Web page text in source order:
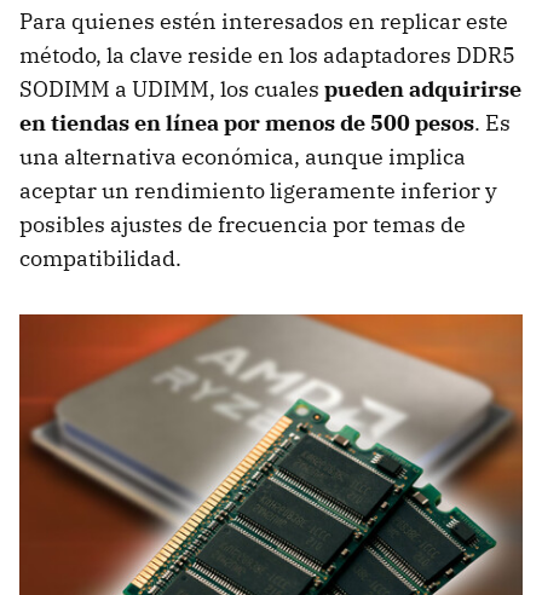
Para quienes estén interesados en replicar este
método, la clave reside en los adaptadores DDR5
SODIMM a UDIMM, los cuales pueden adquirirse
en tiendas en línea por menos de 500 pesos. Es
una alternativa económica, aunque implica
aceptar un rendimiento ligeramente inferior y
posibles ajustes de frecuencia por temas de
compatibilidad.